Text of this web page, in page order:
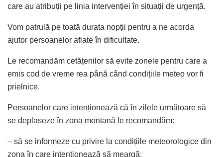
care au atribuții pe linia intervenției în situații de urgență.
Vom patrulă pe toată durata nopții pentru a ne acorda
ajutor persoanelor aflate în dificultate.
Le recomandăm cetățenilor să evite zonele pentru care a
emis cod de vreme rea până când condițiile meteo vor fi
prielnice.
Persoanelor care intenționează că în zilele următoare să
se deplaseze în zona montană le recomandăm:
– să se informeze cu privire la condițiile meteorologice din
zona în care intenționează să meargă;